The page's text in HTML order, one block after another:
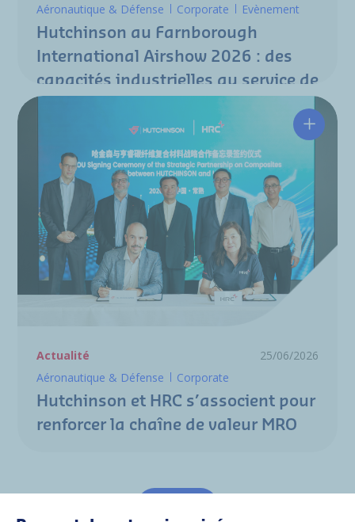
Aéronautique & Défense
Corporate Evènement
Hutchinson au Farnborough
International Airshow 2026 : des
capacités industrielles au service de
programmes aéronautiques
Actualité
25/06/2026
Aéronautique & Défense
Corporate
Hutchinson et HRC s’associent pour
renforcer la chaîne de valeur MRO